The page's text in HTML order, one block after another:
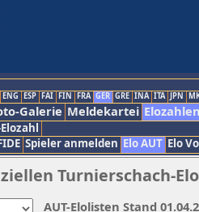
ENG ESP FAI FIN FRA GER GRE INA ITA JPN
Galerie Meldekartei Elozahlen
Spieler anmelden Elo AUT Elo
Turnierschach-
AUT-Elolisten Stand